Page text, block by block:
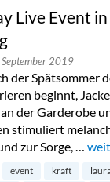
Live Event
2019
der Spätsommer
beginnt,
der Garderobe
stimuliert
zur Sorge, …
event kraft